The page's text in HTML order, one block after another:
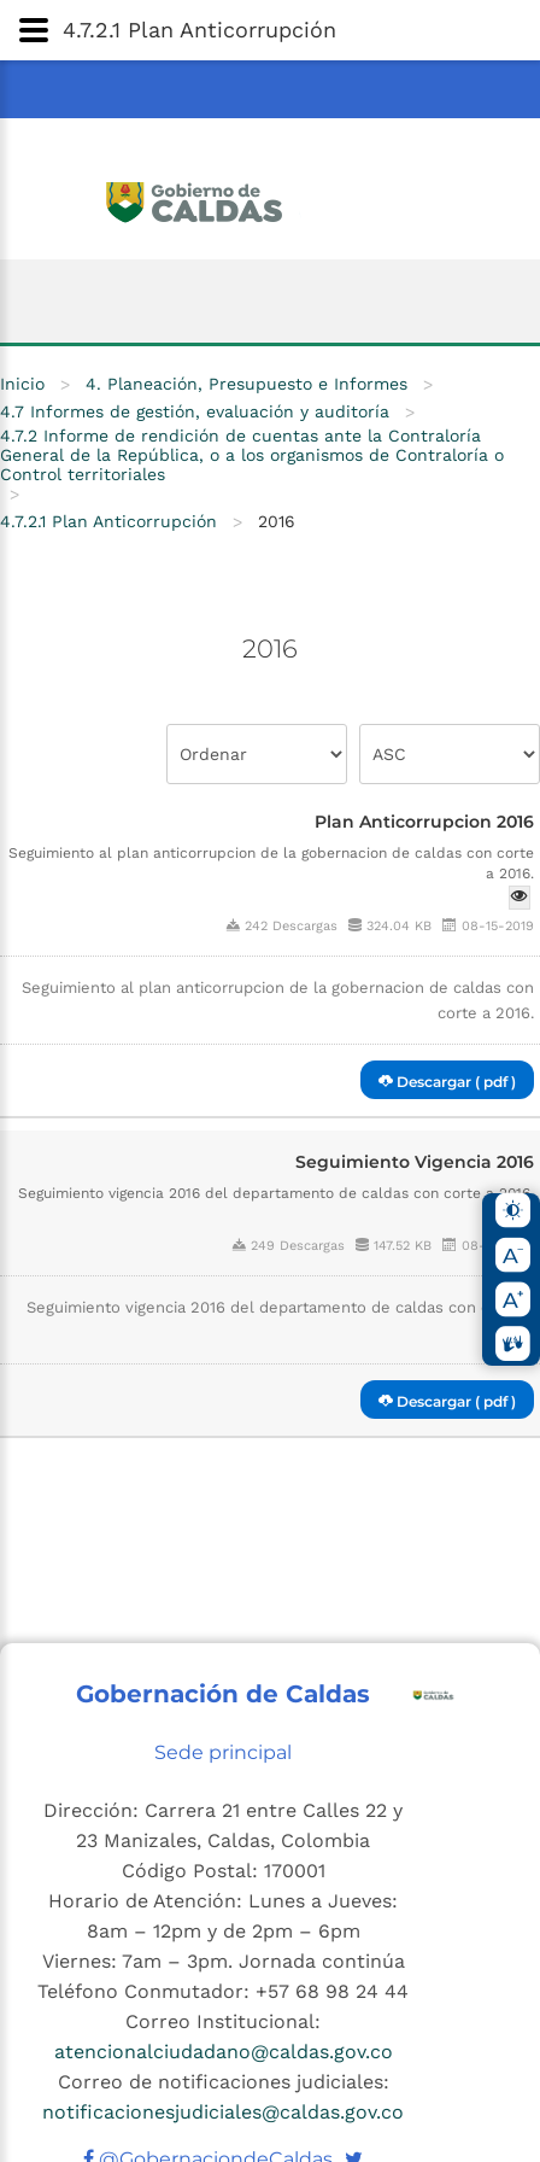
Gobernación de
4.7.2.1 Plan Anticorrupción
Inicio > 4. Planeación, Presupuesto e Informes
>
4.7 Informes de gestión, evaluación y auditoría
>
4.7.2 Informe de rendición de cuentas ante la Contraloría
General de la República, o a los organismos de Contraloría o
Control territoriales
>
4.7.2.1 Plan Anticorrupción
> 2016
2016
Plan Anticorrupcion 2016
Seguimiento al plan anticorrupcion de la gobernacion de caldas con corte
a 2016.
242 Descargas 324.04 KB 08-15-2019
Seguimiento al plan anticorrupcion de la gobernacion de caldas con
corte a 2016.
Descargar ( pdf )
Seguimiento Vigencia 2016
Seguimiento vigencia 2016 del departamento de caldas con corte a 2016.
249 Descargas 147.52 KB 08-15-2019
Seguimiento vigencia 2016 del departamento de caldas con corte a
2016.
Descargar ( pdf )
Gobernación de Caldas
Sede principal
Dirección: Carrera 21 entre Calles 22 y
23 Manizales, Caldas, Colombia
Código Postal: 170001
Horario de Atención: Lunes a Jueves:
8am – 12pm y de 2pm – 6pm
Viernes: 7am – 3pm. Jornada continúa
Teléfono Conmutador: +57 68 98 24 44
Correo Institucional:
atencionalciudadano@caldas.gov.co
Correo de notificaciones judiciales:
notificacionesjudiciales@caldas.gov.co